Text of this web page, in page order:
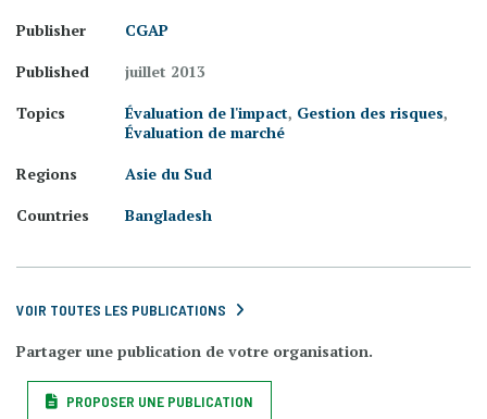
Publisher
CGAP
Published
juillet 2013
Topics
Évaluation de l'impact, Gestion des risques,
Évaluation de marché
Regions
Asie du Sud
Countries
Bangladesh
VOIR TOUTES LES PUBLICATIONS
Partager une publication de votre organisation.
PROPOSER UNE PUBLICATION